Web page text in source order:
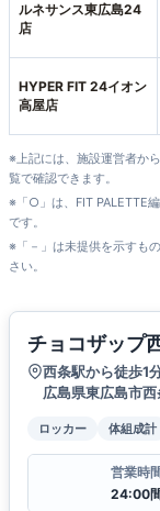
ルネサンス東広島24
店
HYPER FIT 24イオン
高屋店
※上記には、施設運営者か
覧で確認できます。
※「○」は、FIT PALETTE
です。
※「－」は未提供を示すも
さい。
チョコザップ
西条駅から徒歩1
広島県東広島市
ロッカー 体組成計
営業時
24:00